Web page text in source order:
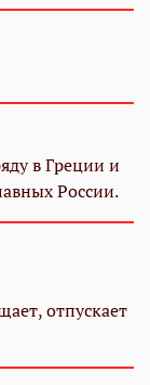
в Греции и
России.
отпускает